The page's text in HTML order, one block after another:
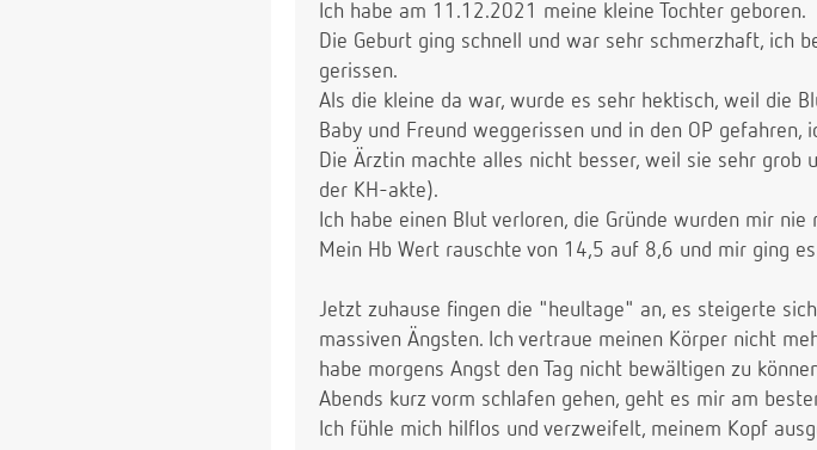
Ich habe am 11.12.2021 meine kleine Tochter geboren.
Die Geburt ging schnell und war sehr schmerzhaft, ich
gerissen.
Als die kleine da war, wurde es sehr hektisch, weil die
Baby und Freund weggerissen und in den OP
Die Ärztin machte alles nicht besser, weil sie sehr
der KH-akte).
Ich habe einen Blut verloren, die Gründe wurden mir
Mein Hb Wert rauschte von 14,5 auf 8,6 und mir ging
Jetzt zuhause fingen die "heultage" an, es steigerte
massiven Ängsten. Ich vertraue meinen Körper nicht
habe morgens Angst den Tag nicht bewältigen zu
Abends kurz vorm schlafen gehen, geht es mir am
Ich fühle mich hilflos und verzweifelt, meinem Kopf